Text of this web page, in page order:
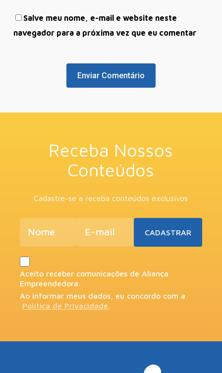
Salve meu nome, e-mail e website neste
navegador para a próxima vez que eu comentar
Receba Nossos
Conteúdos
Cadastre-se e receba conteúdos exclusivos
Aceito receber comunicações de Aliança
Empreendedora.
Ao informar meus dados, eu concordo com a
Política de Privacidade.